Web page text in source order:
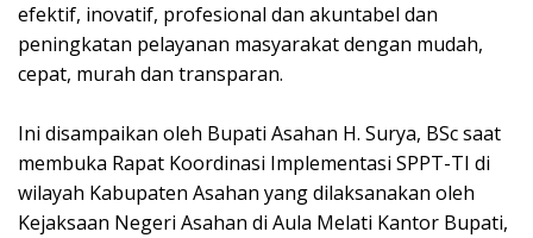
efektif, inovatif, profesional dan akuntabel dan
peningkatan pelayanan masyarakat dengan mudah,
cepat, murah dan transparan.
Ini disampaikan oleh Bupati Asahan H. Surya, BSc saat
membuka Rapat Koordinasi Implementasi SPPT-TI di
wilayah Kabupaten Asahan yang dilaksanakan oleh
Kejaksaan Negeri Asahan di Aula Melati Kantor Bupati,